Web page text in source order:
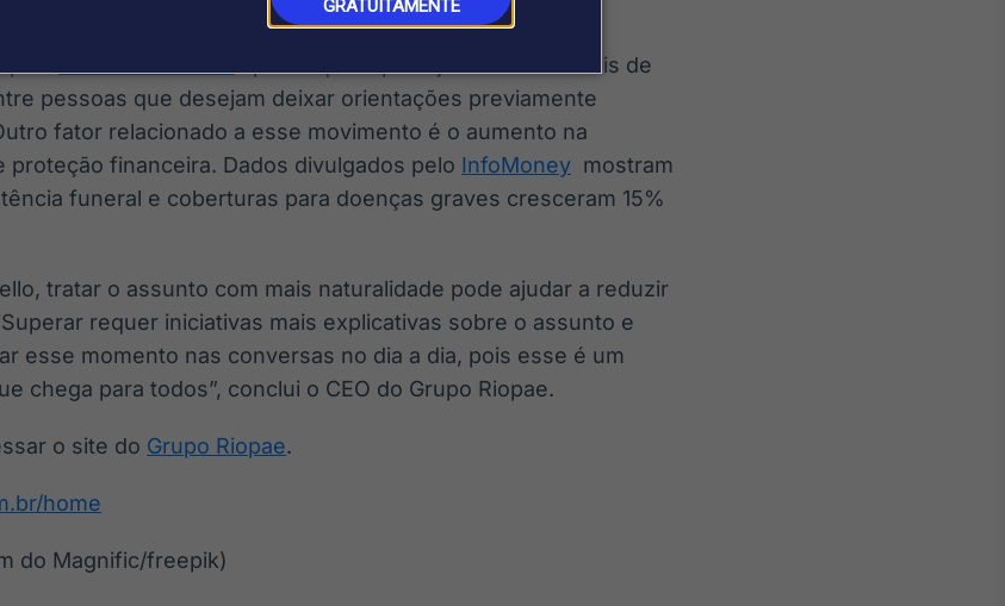
GRATUITAMENTE
aponta que o planejamento de rituais de
pessoas que desejam deixar orientações previamente
fator relacionado a esse movimento é o aumento na
proteção financeira. Dados divulgados pelo InfoMoney mostram
funeral e coberturas para doenças graves cresceram 15%
tratar o assunto com mais naturalidade pode ajudar a reduzir
requer iniciativas mais explicativas sobre o assunto e
esse momento nas conversas no dia a dia, pois esse é um
chega para todos”, conclui o CEO do Grupo Riopae.
o site do Grupo Riopae.
home
do Magnific/freepik)